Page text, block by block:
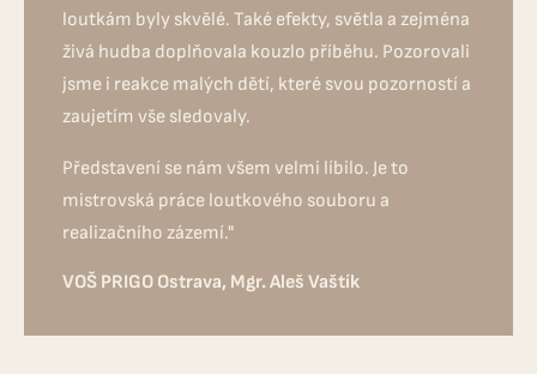
loutkám byly skvělé. Také efekty, světla a zejména
živá hudba doplňovala kouzlo příběhu. Pozorovali
jsme i reakce malých dětí, které svou pozorností a
zaujetím vše sledovaly.
Představení se nám všem velmi líbilo. Je to
mistrovská práce loutkového souboru a
realizačního zázemí."
VOŠ PRIGO Ostrava, Mgr. Aleš Vaštík